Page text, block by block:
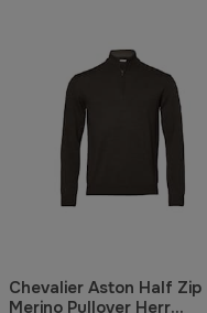
Chevalier Aston Half Zip
Merino Pullover Herr